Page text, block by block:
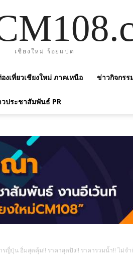
เชียงใหม่ ร้อยแปด
งเที่ยวเชียงใหม่ ภาคเหนือ ข่าวกิจกรร
ประชาสัมพันธ์ PR
ญี่ปุ่น อิ่มสุดคุ้ม!! ราคาสุดปัง!! ราคารวมน้ำ!! ไม่จำ